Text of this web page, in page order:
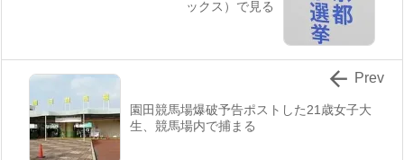
ックス）で見る
園田競馬場爆破予告ポストした21歳女子大
生、競馬場内で捕まる
 Prev